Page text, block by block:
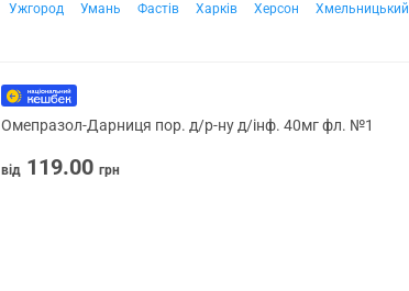
Ужгород Умань Фастів Харків Херсон Хмельницький
Омепразол-Дарниця пор. д/р-ну д/інф. 40мг фл. №1
від 119.00 грн